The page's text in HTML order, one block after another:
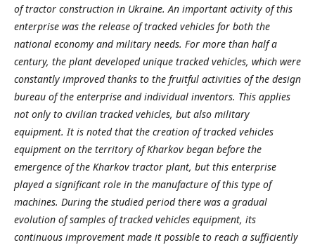
of tractor construction in Ukraine. An important activity of this
enterprise was the release of tracked vehicles for both the
national economy and military needs. For more than half a
century, the plant developed unique tracked vehicles, which were
constantly improved thanks to the fruitful activities of the design
bureau of the enterprise and individual inventors. This applies
not only to civilian tracked vehicles, but also military
equipment. It is noted that the creation oftracked vehicles
equipment on the territory of Kharkov began before the
emergence of the Kharkov tractor plant, but this enterprise
played a significant role in the manufacture of this type of
machines. During the studied period there was a gradual
evolution of samples oftracked vehicles equipment, its
continuous improvement made it possible to reach a sufficiently